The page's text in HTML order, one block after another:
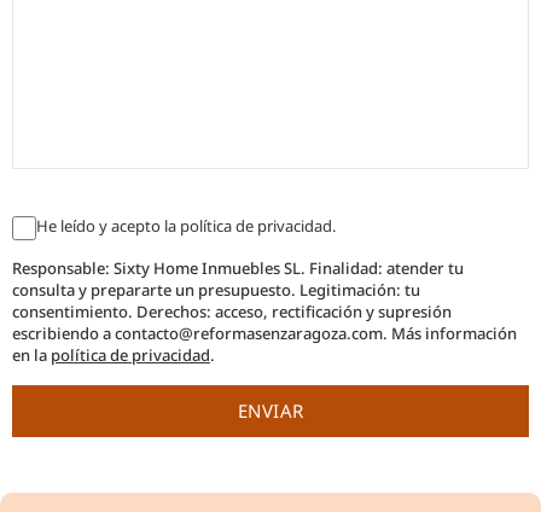
He leído y acepto la política de privacidad.
Responsable: Sixty Home Inmuebles SL. Finalidad: atender tu
consulta y prepararte un presupuesto. Legitimación: tu
consentimiento. Derechos: acceso, rectificación y supresión
escribiendo a contacto@reformasenzaragoza.com. Más información
en la política de privacidad.